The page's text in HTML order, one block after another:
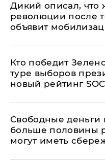
Дикий описал, что
революции после
объявит
Кто победит
туре выборов
новый рейтинг
Свободные деньги
больше половины
могут иметь